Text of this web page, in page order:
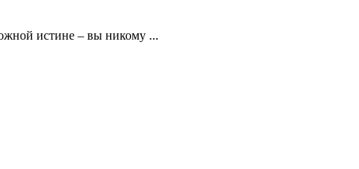
истине – вы никому ...